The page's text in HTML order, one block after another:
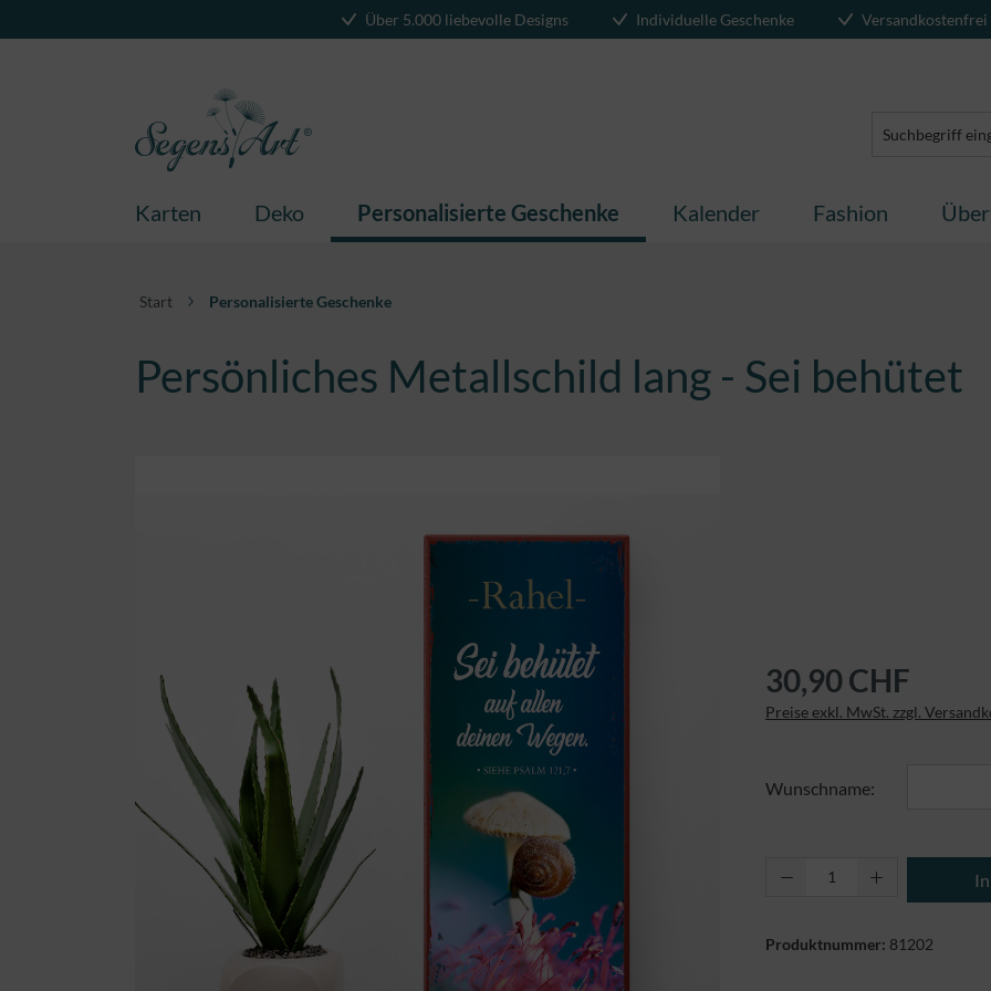
Über 5.000 liebevolle Designs Individuelle Geschenke
Karten Deko Personalisierte Geschenke Kalender Fashion
Start Personalisierte Geschenke
Persönliches Metallschild lang - Sei behütet
30,90 CHF
Preise exkl. MwSt. zzgl.
Wunschname:
Produkt Anzahl:
Produktnummer: 81202